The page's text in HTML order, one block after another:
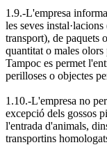
1.9.-L'empresa
les seves
transport), de paquets
quantitat o males
Tampoc es permet
perilloses o objectes
1.10.-L'empresa no
excepció dels gossos
l'entrada d'animals,
transportins